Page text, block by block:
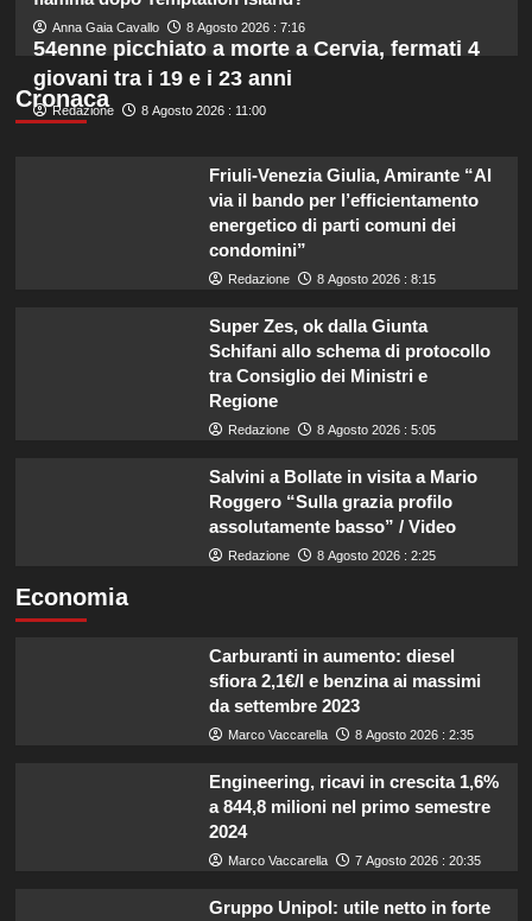
4
finita la relazione con Alessio Pilli
Stella?
sorella in Costa Smeralda: momenti
da ricordare insieme.
Anna Gaia Cavallo 8 Agosto 2026 : 7:16
Cronaca
54enne picchiato a morte a Cervia, fermati 4
giovani tra i 19 e i 23 anni
Redazione 8 Agosto 2026 : 11:00
Friuli-Venezia Giulia, Amirante “Al
via il bando per l’efficientamento
energetico di parti comuni dei
condomini”
Redazione 8 Agosto 2026 : 8:15
Super Zes, ok dalla Giunta
Schifani allo schema di protocollo
tra Consiglio dei Ministri e
Regione
Redazione 8 Agosto 2026 : 5:05
Salvini a Bollate in visita a Mario
Roggero “Sulla grazia profilo
assolutamente basso” / Video
Redazione 8 Agosto 2026 : 2:25
Economia
Carburanti in aumento: diesel
sfiora 2,1€/l e benzina ai massimi
da settembre 2023
Marco Vaccarella 8 Agosto 2026 : 2:35
Engineering, ricavi in crescita 1,6%
a 844,8 milioni nel primo semestre
2024
Marco Vaccarella 7 Agosto 2026 : 20:35
Gruppo Unipol: utile netto in forte